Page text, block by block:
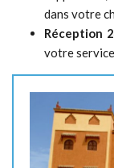
dans votre
Réception
votre